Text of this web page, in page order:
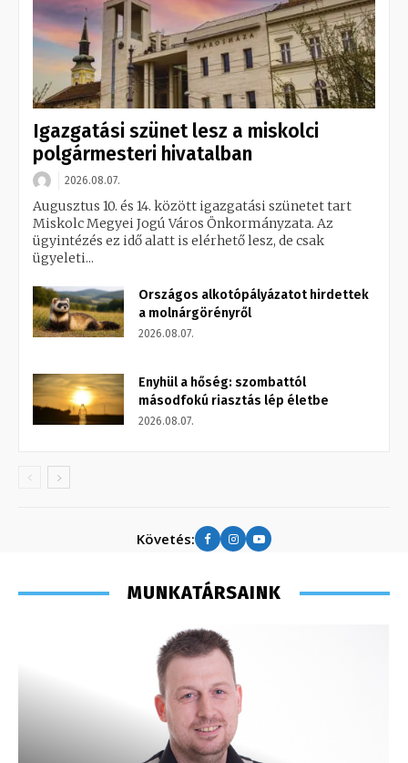
Igazgatási szünet lesz a miskolci
polgármesteri hivatalban
2026.08.07.
Augusztus 10. és 14. között igazgatási szünetet tart
Miskolc Megyei Jogú Város Önkormányzata. Az
ügyintézés ez idő alatt is elérhető lesz, de csak
ügyeleti...
Országos alkotópályázatot hirdettek
a molnárgörényről
2026.08.07.
Enyhül a hőség: szombattól
másodfokú riasztás lép életbe
2026.08.07.
Követés:
MUNKATÁRSAINK